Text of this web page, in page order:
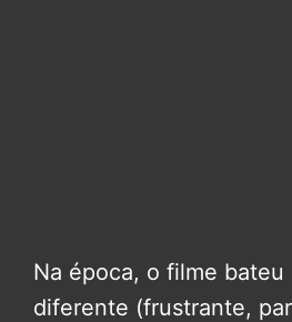
Na época, o filme bateu
diferente (frustrante,